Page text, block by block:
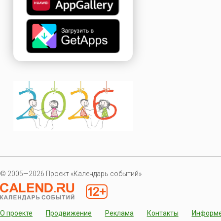
© 2005—2026 Проект «Календарь событий»
О проекте Продвижение Реклама Контакты